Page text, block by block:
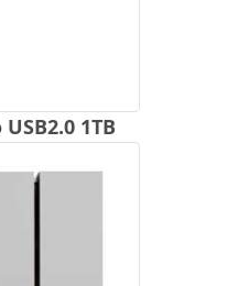
1TB